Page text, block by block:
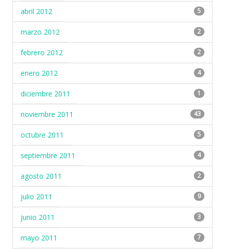
abril 2012 5
marzo 2012 2
febrero 2012 2
enero 2012 4
diciembre 2011 1
noviembre 2011 43
octubre 2011 5
septiembre 2011 4
agosto 2011 2
julio 2011 9
junio 2011 3
mayo 2011 7